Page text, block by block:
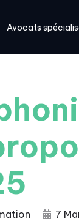
Avocats
7